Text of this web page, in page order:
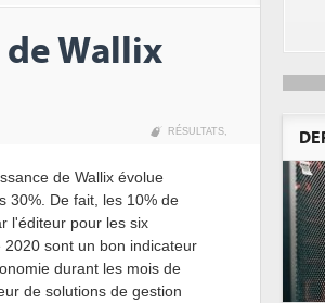
de Wallix
RÉSULTATS,
de Wallix évolue
30%. De fait, les 10% de
l'éditeur pour les six
sont un bon indicateur
durant les mois de
de solutions de gestion